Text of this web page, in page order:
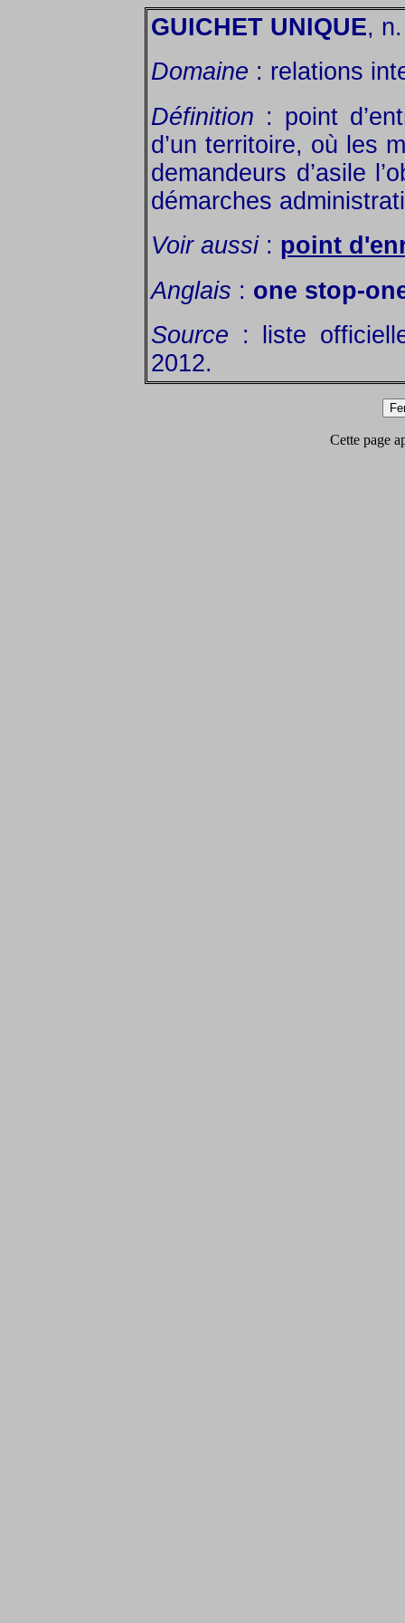
GUICHET UNIQUE,
Domaine : relations
Définition : point
d’un territoire, où les
demandeurs d’asile
démarches
Voir aussi: point
Anglais : one stop-
Source : liste
2012.
Cette page